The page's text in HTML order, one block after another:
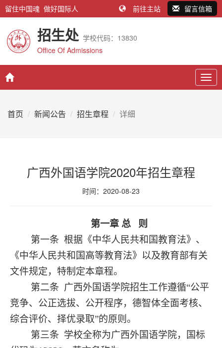
留住中国魂 做好国际人 前往主站 留言信箱
招生处 学校代码：13830
Office Of Admissions
首页 新闻公告 招生章程 详细
广西外国语学院2020年招生章程
时间：2020-08-23
第一章 总
则
第一条 根据《中华人民共和国教育法》、
《中华人民共和国高等教育法》以及教育部有关
文件规定，特制定本章程。
第二条 广西外国语学院招生工作遵循“公平
竞争、公正选拔、公开程序，德智体全面考核、
综合评价、择优录取”的原则。
第三条 学校全称为广西外国语学院，国标